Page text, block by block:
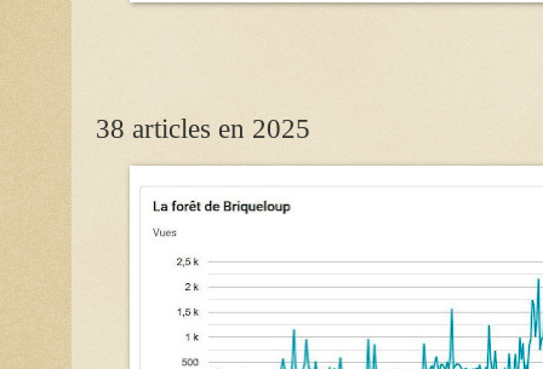
38 articles en 2025